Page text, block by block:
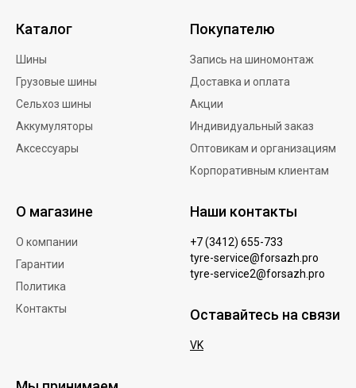
Каталог
Шины
Грузовые шины
Сельхоз шины
Аккумуляторы
Аксессуары
Покупателю
Запись на шиномонтаж
Доставка и оплата
Акции
Индивидуальный заказ
Оптовикам и организациям
Корпоративным клиентам
О магазине
О компании
Гарантии
Политика
Контакты
Наши контакты
+7 (3412) 655-733
tyre-service@forsazh.pro
tyre-service2@forsazh.pro
Оставайтесь на связи
VK